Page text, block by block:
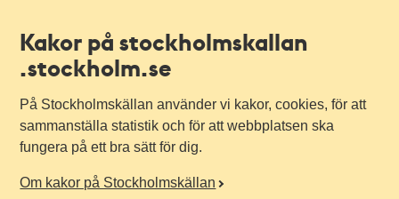
Kakor på stockholmskallan
.stockholm.se
På Stockholmskällan använder vi kakor, cookies, för att
sammanställa statistik och för att webbplatsen ska
fungera på ett bra sätt för dig.
Om kakor på Stockholmskällan